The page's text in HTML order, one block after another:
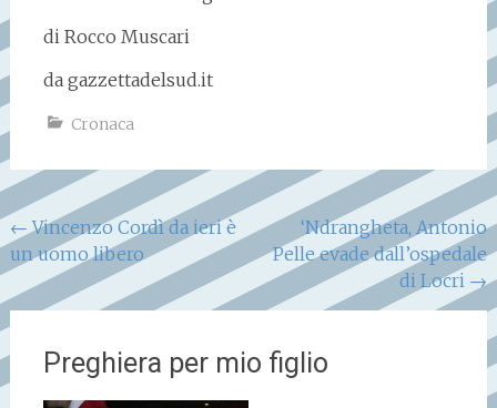
di Rocco Muscari
da gazzettadelsud.it
Cronaca
Navigazione
articoli
←Vincenzo Cordì da ieri è
un uomo libero
‘Ndrangheta, Antonio
Pelle evade dall’ospedale
di Locri →
Preghiera per mio figlio